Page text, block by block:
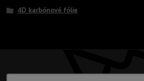
4D karbónové fólie